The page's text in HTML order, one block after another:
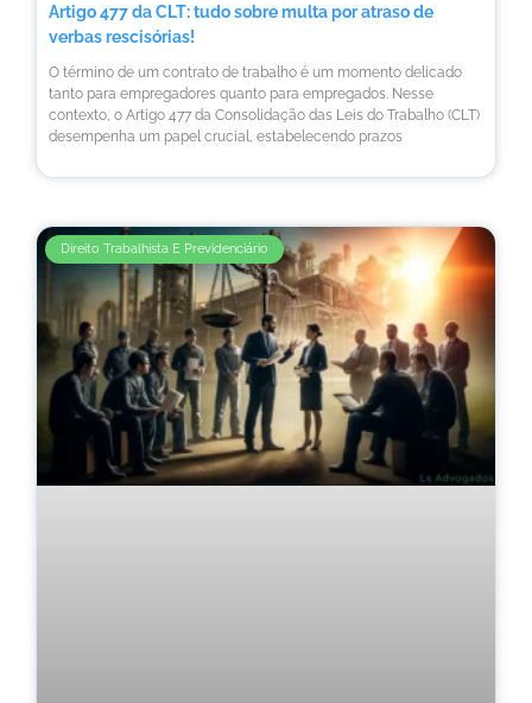
Artigo 477 da CLT: tudo sobre multa por atraso de
verbas rescisórias!
O término de um contrato de trabalho é um momento delicado
tanto para empregadores quanto para empregados. Nesse
contexto, o Artigo 477 da Consolidação das Leis do Trabalho (CLT)
desempenha um papel crucial, estabelecendo prazos
Direito Trabalhista E Previdenciário